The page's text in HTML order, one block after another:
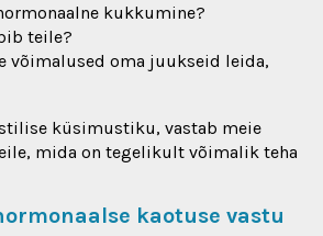
kukkumine?
teile?
võimalused oma juukseid leida,
küsimustiku, vastab meie
mida on tegelikult võimalik teha
kaotuse vastu